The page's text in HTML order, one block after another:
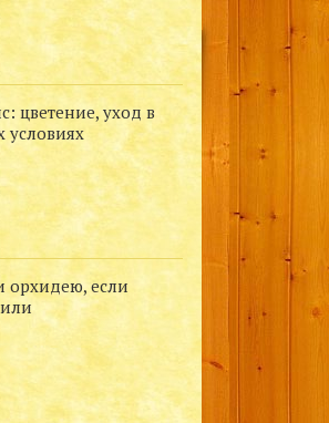
цветение, уход в
орхидею, если